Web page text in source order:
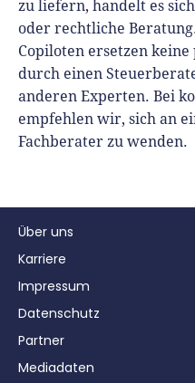
zu liefern, handelt es
oder rechtliche
Copiloten ersetzen
durch einen
anderen Experten. Bei
empfehlen wir, sich an
Fachberater zu wenden.
Über uns
Karriere
Impressum
Datenschutz
Partner
Mediadaten